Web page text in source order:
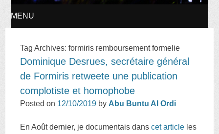
MENU
TO
CONTENT
Tag Archives:formiris remboursement formelie
Dominique Desrues, secrétaire général
de Formiris retweete une publication
complotiste et homophobe
Posted on 12/10/2019 by Abu Buntu Al Ordi
En Août dernier, je documentais danscet article les